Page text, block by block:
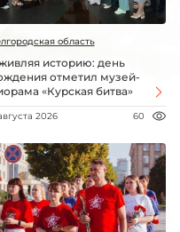
область
историю: день
отметил музей-
«Курская битва»
2026 60